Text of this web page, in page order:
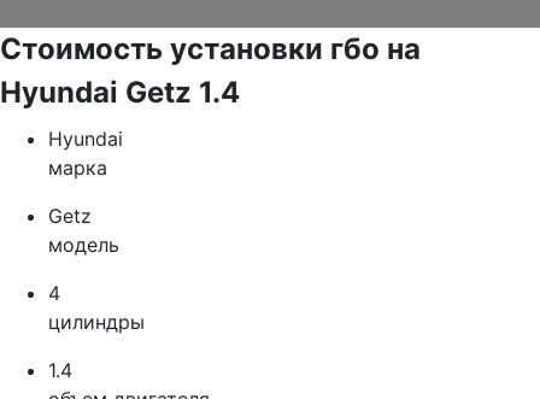
Стоимость установки гбо на
Hyundai Getz 1.4
Hyundai
марка
Getz
модель
4
цилиндры
1.4